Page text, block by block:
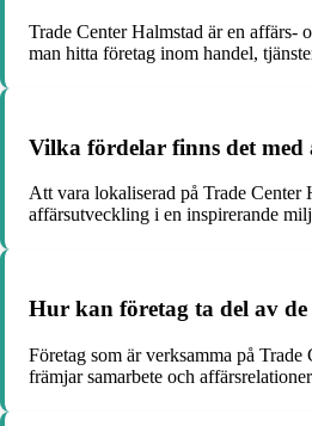
Trade Center Halmstad är en affärs-
man hitta företag inom handel,
Vilka fördelar finns det med
Att vara lokaliserad på Trade Center
affärsutveckling i en inspirerande
Hur kan företag ta del av
Företag som är verksamma på
främjar samarbete och